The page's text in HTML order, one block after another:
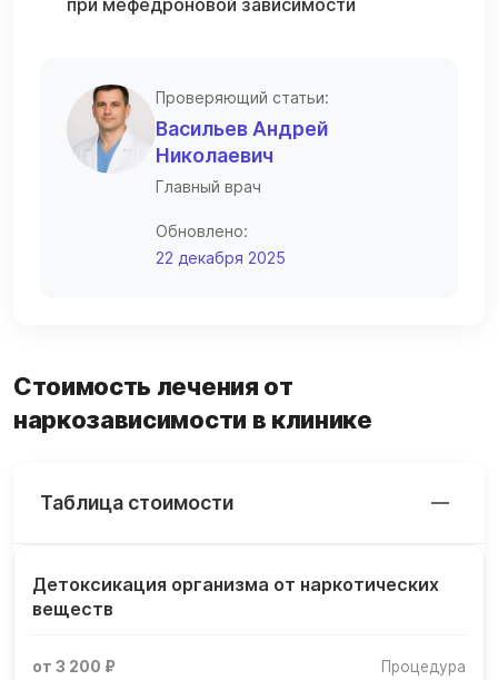
при мефедроновой зависимости
Проверяющий статьи:
Васильев Андрей
Николаевич
Главный врач
Обновлено:
22 декабря 2025
Стоимость лечения от
наркозависимости в клинике
Таблица стоимости
Детоксикация организма от наркотических
веществ
от 3 200 ₽ Процедура